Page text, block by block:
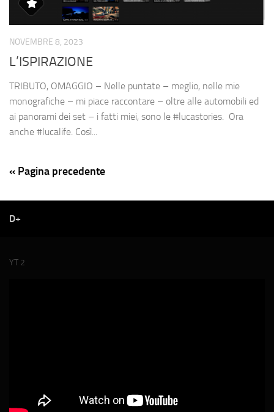
NOVEMBRE 8, 2023
L’ISPIRAZIONE
TRIBUTO, OMAGGIO – Nelle puntate – meglio, nelle mie
monografiche – mi piace raccontare – oltre alle automobili ed
ai panorami dei set – i fatti miei, sono le #lucastories. Ora
anche #lucalife. Così...
« Pagina precedente
D+
YT 2